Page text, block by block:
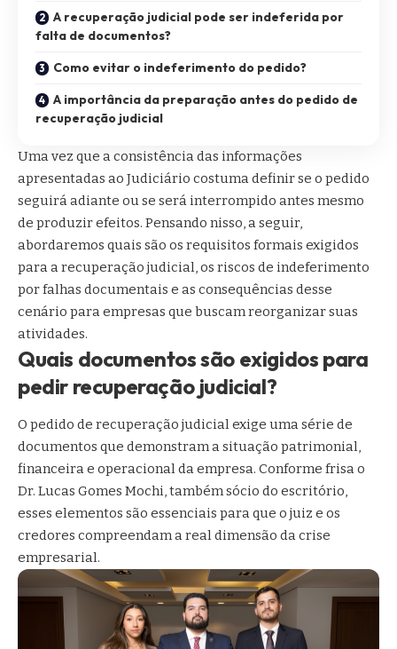
A recuperação judicial pode ser indeferida por
falta de documentos?
Como evitar o indeferimento do pedido?
A importância da preparação antes do pedido de
recuperação judicial
Uma vez que a consistência das informações
apresentadas ao Judiciário costuma definir se o pedido
seguirá adiante ou se será interrompido antes mesmo
de produzir efeitos. Pensando nisso, a seguir,
abordaremos quais são os requisitos formais exigidos
para a recuperação judicial, os riscos de indeferimento
por falhas documentais e as consequências desse
cenário para empresas que buscam reorganizar suas
atividades.
Quais documentos são exigidos para
pedir recuperação judicial?
O pedido de recuperação judicial exige uma série de
documentos que demonstram a situação patrimonial,
financeira e operacional da empresa. Conforme frisa o
Dr. Lucas Gomes Mochi, também sócio do escritório,
esses elementos são essenciais para que o juiz e os
credores compreendam a real dimensão da crise
empresarial.